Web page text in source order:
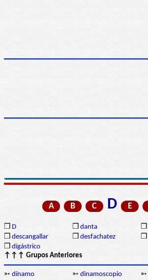
A B C D E
❒ D ❒ danta ❒
❒ descangallar ❒ desfachatez ❒
❒ digástrico
↑↑↑ Grupos Anteriores
➳ dínamo ➳ dinamoscopio ➳